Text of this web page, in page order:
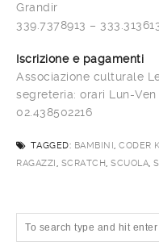
Grandir
339.7378913 –
Iscrizione e pagamenti
Associazione culturale
segreteria: orari Lun-Ven
02.438502216
TAGGED: BAMBINI, CODER
RAGAZZI, SCRATCH, SCUOLA,